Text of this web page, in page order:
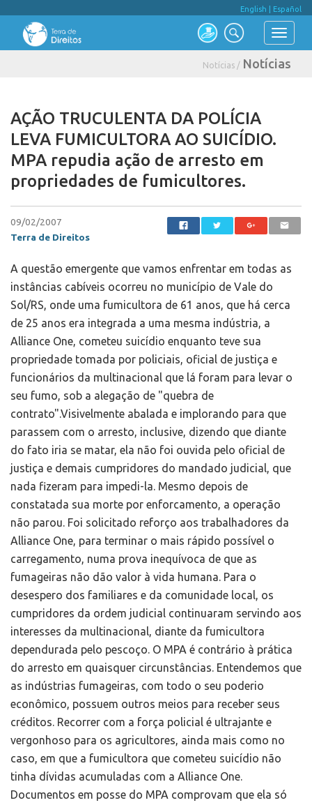
English Español
Notícias / Notícias
AÇÃO TRUCULENTA DA POLÍCIA
LEVA FUMICULTORA AO SUICÍDIO.
MPA repudia ação de arresto em
propriedades de fumicultores.
09/02/2007
Terra de Direitos
A questão emergente que vamos enfrentar em todas as
instâncias cabíveis ocorreu no município de Vale do
Sol/RS, onde uma fumicultora de 61 anos, que há cerca
de 25 anos era integrada a uma mesma indústria, a
Alliance One, cometeu suicídio enquanto teve sua
propriedade tomada por policiais, oficial de justiça e
funcionários da multinacional que lá foram para levar o
seu fumo, sob a alegação de "quebra de
contrato".Visivelmente abalada e implorando para que
parassem com o arresto, inclusive, dizendo que diante
do fato iria se matar, ela não foi ouvida pelo oficial de
justiça e demais cumpridores do mandado judicial, que
nada fizeram para impedi-la. Mesmo depois de
constatada sua morte por enforcamento, a operação
não parou. Foi solicitado reforço aos trabalhadores da
Alliance One, para terminar o mais rápido possível o
carregamento, numa prova inequívoca de que as
fumageiras não dão valor à vida humana. Para o
desespero dos familiares e da comunidade local, os
cumpridores da ordem judicial continuaram servindo aos
interesses da multinacional, diante da fumicultora
dependurada pelo pescoço. O MPA é contrário à prática
do arresto em quaisquer circunstâncias. Entendemos que
as indústrias fumageiras, com todo o seu poderio
econômico, possuem outros meios para receber seus
créditos. Recorrer com a força policial é ultrajante e
vergonhoso para os agricultores, ainda mais como no
caso, em que a fumicultora que cometeu suicídio não
tinha dívidas acumuladas com a Alliance One.
Documentos em posse do MPA comprovam que ela só